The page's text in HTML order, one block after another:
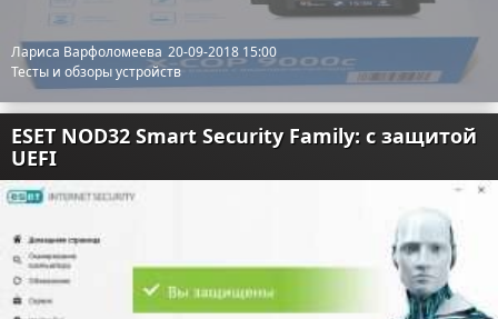
Разное
Право
Отказ от ответственности
Лариса Варфоломеева 20-09-2018 15:00
Тесты и обзоры устройств
ESET NOD32 Smart Security Family: с защитой
UEFI